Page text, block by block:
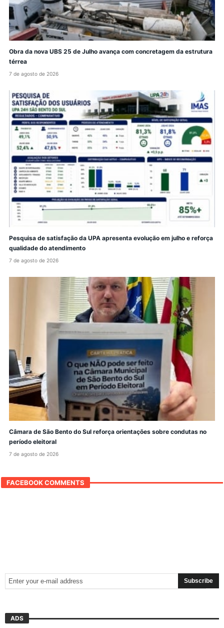
Obra da nova UBS 25 de Julho avança com concretagem da estrutura
térrea
7 de agosto de 2026
Pesquisa de satisfação da UPA apresenta evolução em julho e reforça
qualidade do atendimento
7 de agosto de 2026
Câmara de São Bento do Sul reforça orientações sobre condutas no
período eleitoral
7 de agosto de 2026
FACEBOOK COMMENTS
ADS